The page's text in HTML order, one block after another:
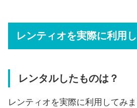
レンティオを実際に利用
レンタルしたものは？
レンティオを実際に利用してみま